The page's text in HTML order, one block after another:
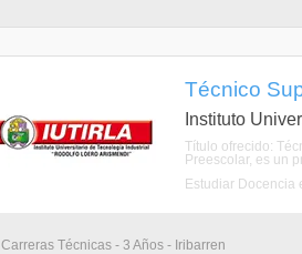
Técnico
Instituto
Título ofrecido:
Preescolar, es un
Estudiar Docencia
Carreras Técnicas - 3 Años - Iribarren